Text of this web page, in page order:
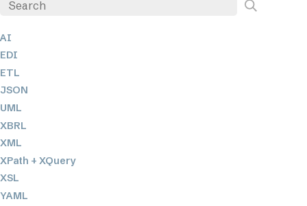
AI
EDI
ETL
JSON
UML
XBRL
XML
XPath + XQuery
XSL
YAML